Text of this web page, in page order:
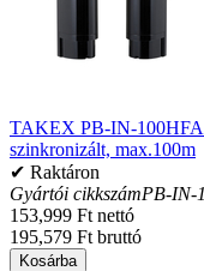
TAKEX PB-IN-100HFA
szinkronizált, max.100m
✔ Raktáron
Gyártói cikkszámPB-IN-
153,999 Ft nettó
195,579 Ft bruttó
Kosárba